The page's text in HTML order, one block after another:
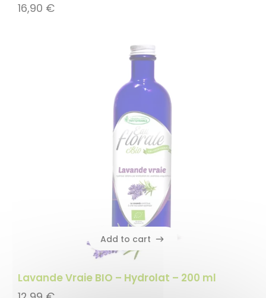
16,90 €
Add to cart
Add to cart
Lavande Vraie BIO – Hydrolat – 200 ml